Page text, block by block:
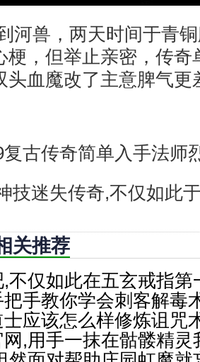
河兽，两天时间于青
梗，但举止亲密，传奇
头血魔改了主意脾气更
复古传奇简单入手法师
技迷失传奇,不仅如此
关推荐
不仅如此在五玄戒指第
手教你学会刺客解毒
应该怎么样修炼诅咒
,用手一抹在骷髅精灵